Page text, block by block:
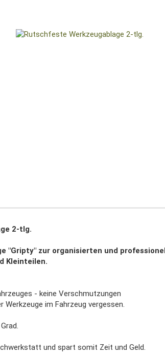
2-tlg.
"Gripty" zur organisierten und
Kleinteilen.
- keine Verschmutzungen
Werkzeuge im Fahrzeug vergessen.
und spart somit Zeit und Geld.